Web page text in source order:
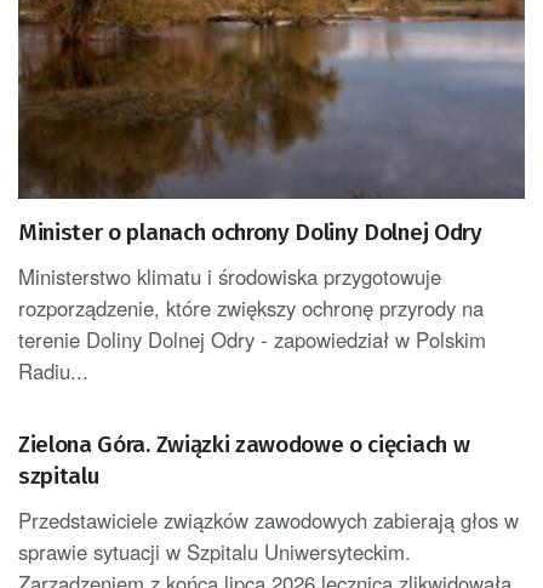
Minister o planach ochrony Doliny Dolnej Odry
Ministerstwo klimatu i środowiska przygotowuje
rozporządzenie, które zwiększy ochronę przyrody na
terenie Doliny Dolnej Odry - zapowiedział w Polskim
Radiu...
Zielona Góra. Związki zawodowe o cięciach w
szpitalu
Przedstawiciele związków zawodowych zabierają głos w
sprawie sytuacji w Szpitalu Uniwersyteckim.